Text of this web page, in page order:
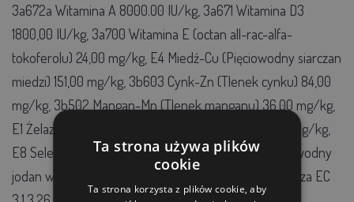
3a672a Witamina A 8000.00 IU/kg, 3a671 Witamina D3
1800,00 IU/kg, 3a700 Witamina E (octan all-rac-alfa-
tokoferolu) 24,00 mg/kg, E4 Miedź-Cu (Pięciowodny siarczan
miedzi) 151,00 mg/kg, 3b603 Cynk-Zn (Tlenek cynku) 84,00
mg/kg, 3b502 Mangan-Mn (Tlenek manganu) 36,00 mg/kg,
E1 Żelazo-Fe (Siedmiowodny siarczan żelaza) 96,00 mg/kg,
E8 Selen-Se (selenin sodu) 0,30 mg /kg, 3b202 Bezwodny
jodan wapnia Ca(JO3)2 (jako I) 1,00 mg/kg, 4a19 6-fitaza EC
Ta strona używa plików
cookie
Ta strona korzysta z plików cookie, aby